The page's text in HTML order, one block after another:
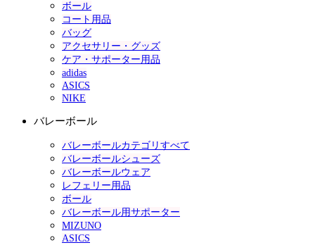
ボール
コート用品
バッグ
アクセサリー・グッズ
ケア・サポーター用品
adidas
ASICS
NIKE
バレーボール
バレーボールカテゴリすべて
バレーボールシューズ
バレーボールウェア
レフェリー用品
ボール
バレーボール用サポーター
MIZUNO
ASICS